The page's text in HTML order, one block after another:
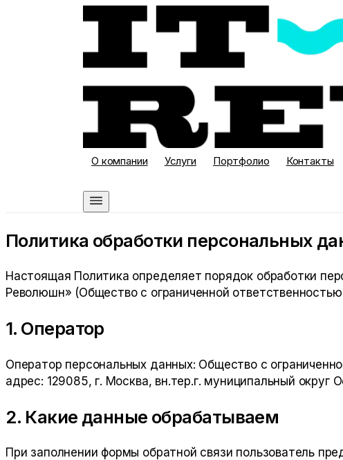
О компании Услуги Портфолио Контакты
Политика обработки персональных
Настоящая Политика определяет порядок обработки
Революшн» (Общество с ограниченной
1. Оператор
Оператор персональных данных: Общество с
адрес: 129085, г. Москва, вн.тер.г. муниципальный
2. Какие данные обрабатываем
При заполнении формы обратной связи пользователь